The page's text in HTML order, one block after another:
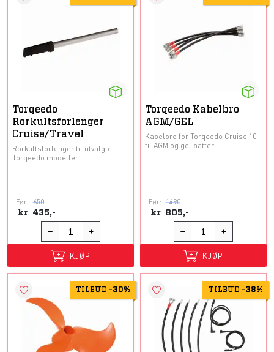
Torqeedo
Rorkultsforlenger
Cruise/Travel
Rorkultsforlenger til utvalgte
Torqeedo modeller.
Før: 650
kr 435,-
KJØP
Torqeedo Kabelbro
AGM/GEL
Kabelbro for Torqeedo Cruise 10
til AGM og gel batteri.
Før: 1490
kr 805,-
KJØP
TILBUD -30% TILBUD -38%